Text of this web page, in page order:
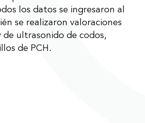
los datos se ingresaron al
se realizaron valoraciones
de ultrasonido de codos,
de PCH.